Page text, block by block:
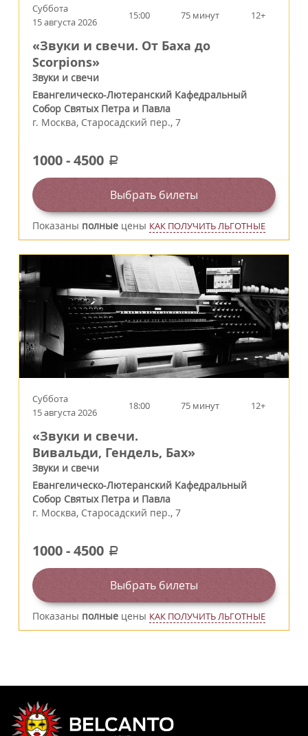
Суббота
15 августа 2026
15:00 75 минут 12+
«Звуки и свечи. От Баха до
Scorpions»
Звуки и свечи
Евангелическо-Лютеранский Кафедральный
Собор Святых Петра и Павла
г. Москва, Старосадский пер., 7
1000-4500 a
Выбрать билеты
Показаны полные цены КАК ПОЛУЧИТЬ ЛЬГОТНЫЕ
Суббота
15 августа 2026
18:00 75 минут 12+
«Звуки и свечи.
Вивальди, Гендель, Бах»
Звуки и свечи
Евангелическо-Лютеранский Кафедральный
Собор Святых Петра и Павла
г. Москва, Старосадский пер., 7
1000-4500 a
Выбрать билеты
Показаны полные цены КАК ПОЛУЧИТЬ ЛЬГОТНЫЕ